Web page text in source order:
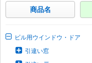
商品名
ビル用ウインドウ・ドア
引違い窓